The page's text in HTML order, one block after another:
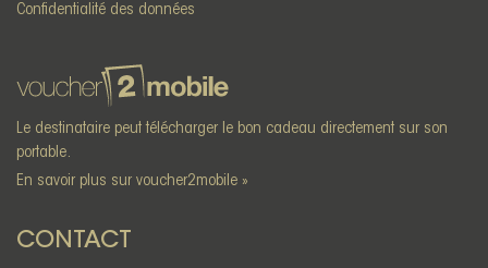
Confidentialité des données
Le destinataire peut télécharger le bon cadeau directement sur son
portable.
En savoir plus sur voucher2mobile »
CONTACT